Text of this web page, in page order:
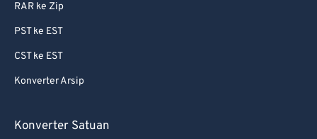
RAR ke Zip
PST ke EST
CST ke EST
Konverter Arsip
Konverter Satuan